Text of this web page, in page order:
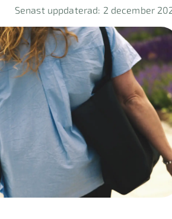
Senast uppdaterad: 2 december